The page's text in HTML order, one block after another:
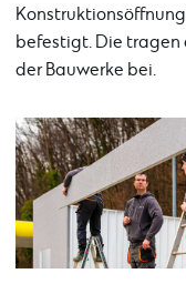
befestigt. Die
der Bauwerke bei.